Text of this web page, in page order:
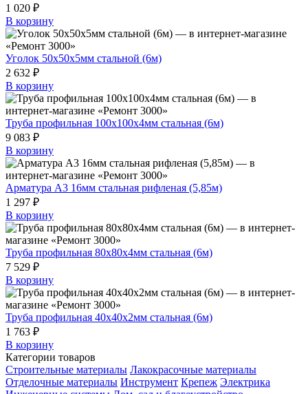
1 020 ₽
В корзину
Уголок 50х50х5мм стальной (6м)
2 632 ₽
В корзину
Труба профильная 100х100х4мм стальная (6м)
9 083 ₽
В корзину
Арматура А3 16мм стальная рифленая (5,85м)
1 297 ₽
В корзину
Труба профильная 80х80х4мм стальная (6м)
7 529 ₽
В корзину
Труба профильная 40х40х2мм стальная (6м)
1 763 ₽
В корзину
Категории товаров
Строительные материалы Лакокрасочные материалы
Отделочные материалы Инструмент Крепеж Электрика